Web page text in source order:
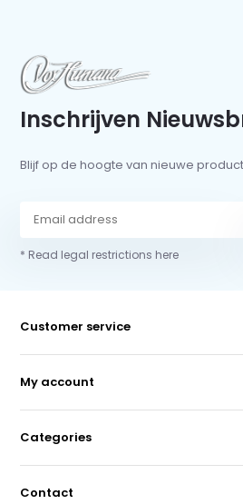
Inschrijven
Blijf op de hoogte van nieuwe
* Read legal restrictions here
Customer service
My account
Categories
Contact